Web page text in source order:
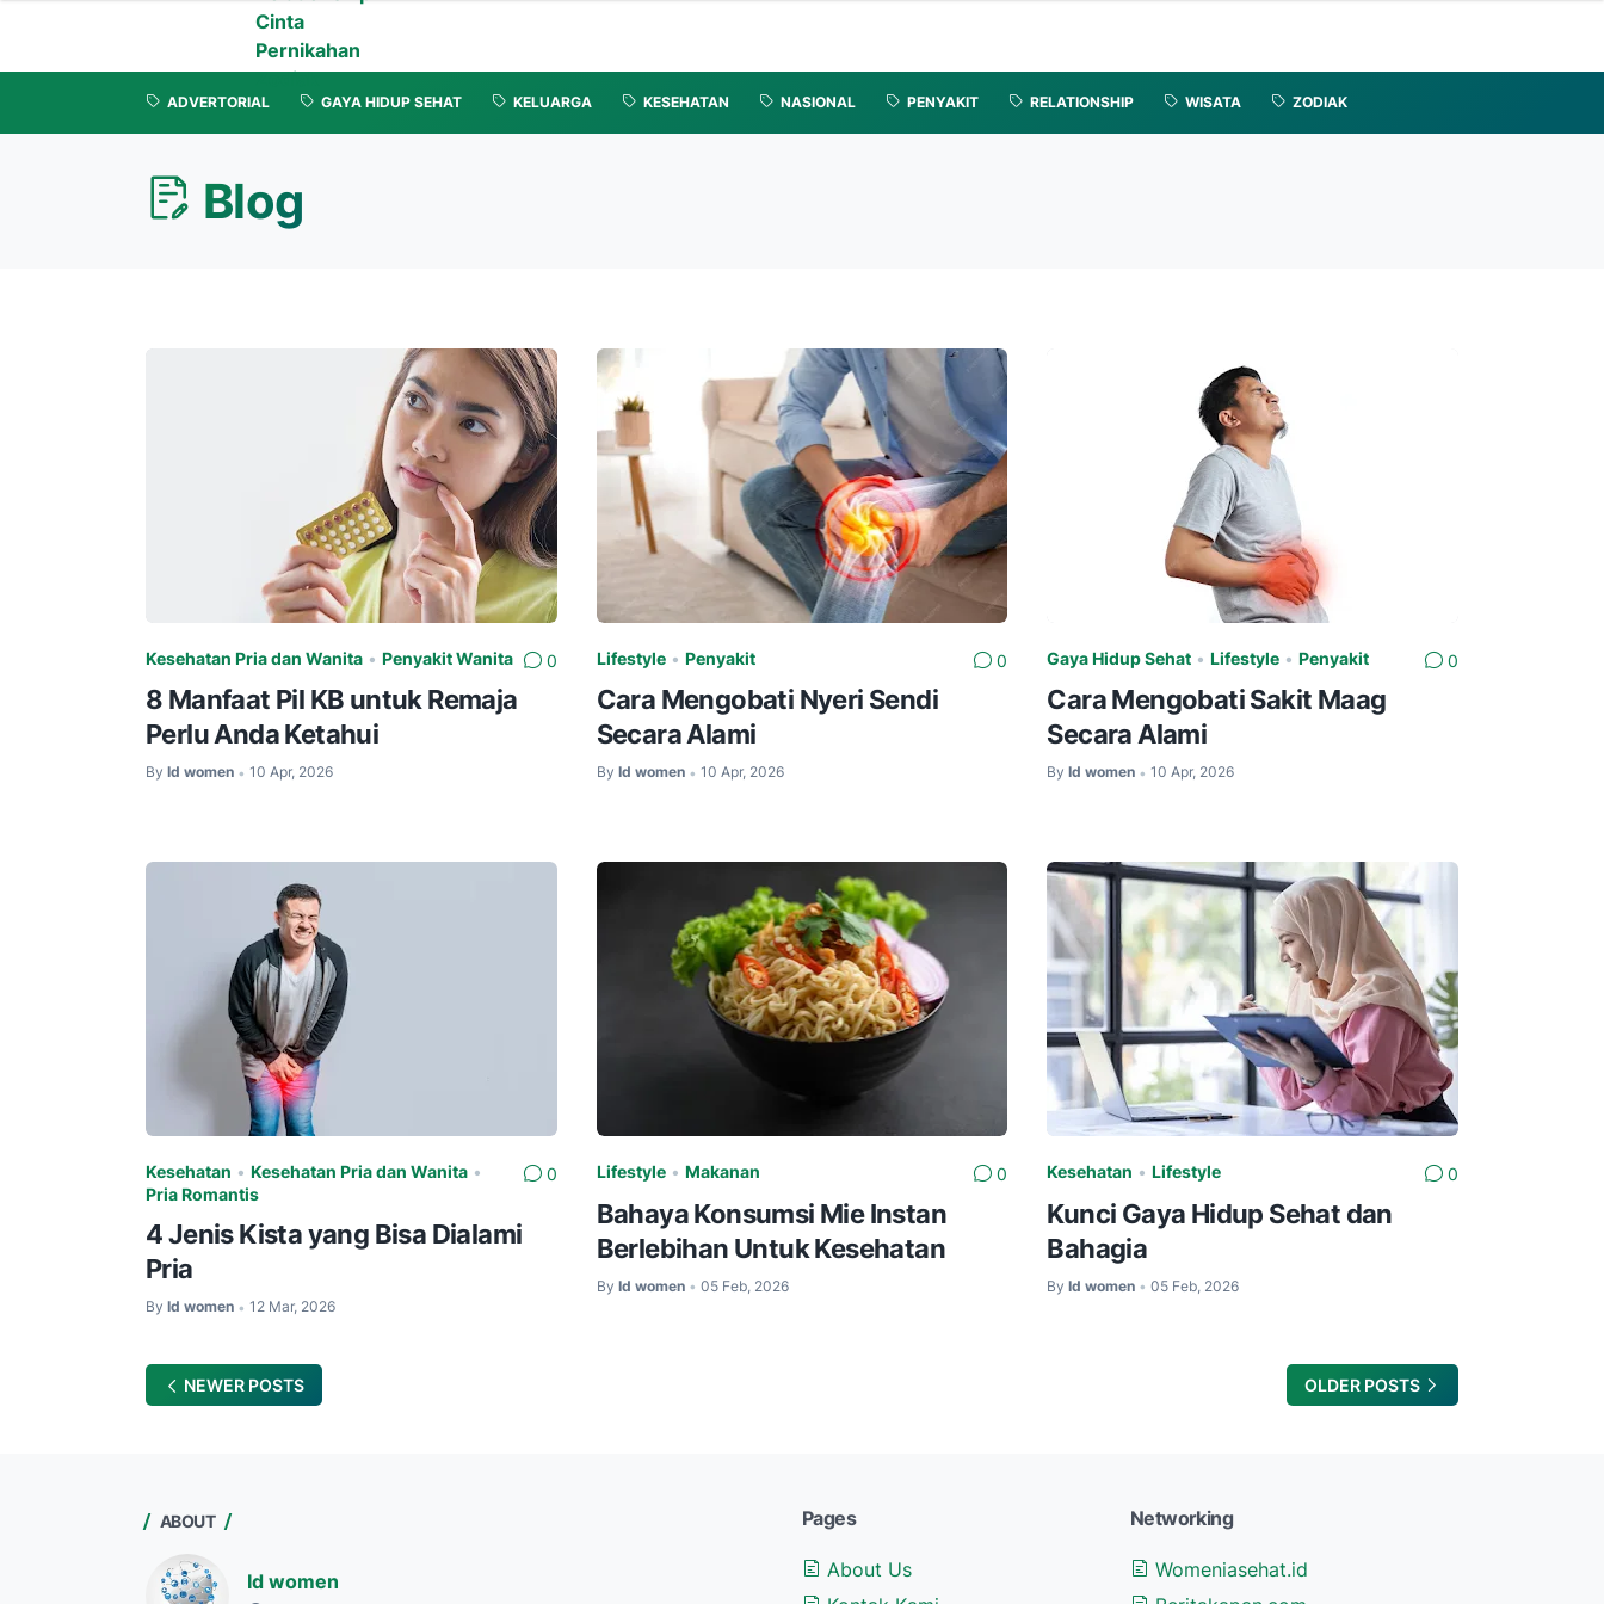
Cinta
Pernikahan
Zodiak
ADVERTORIAL GAYA HIDUP SEHAT KELUARGA KESEHATAN NASIONAL PENYAKIT RELATIONSHIP WISATA ZODIAK
Blog
Kesehatan Pria dan Wanita • Penyakit Wanita 0
8 Manfaat Pil KB untuk Remaja
Perlu Anda Ketahui
By Id women • 10 Apr, 2026
Lifestyle • Penyakit 0
Cara Mengobati Nyeri Sendi
Secara Alami
By Id women • 10 Apr, 2026
Gaya Hidup Sehat •Lifestyle •Penyakit 0
Cara Mengobati Sakit Maag
Secara Alami
By Id women • 10 Apr, 2026
Kesehatan • Kesehatan Pria dan Wanita •
Pria Romantis
0
4 Jenis Kista yang Bisa Dialami
Pria
By Id women • 12 Mar, 2026
Lifestyle • Makanan 0
Bahaya Konsumsi Mie Instan
Berlebihan Untuk Kesehatan
By Id women • 05 Feb, 2026
Kesehatan •Lifestyle 0
Kunci Gaya Hidup Sehat dan
Bahagia
By Id women • 05 Feb, 2026
NEWER POSTS OLDER POSTS
ABOUT
Id women
Pages
About Us
Networking
Womeniasehat.id